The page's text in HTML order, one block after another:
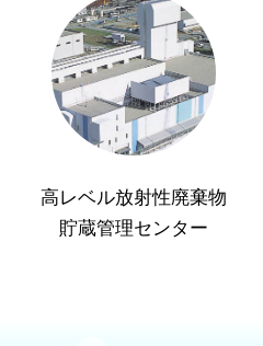
高レベル放射性廃棄物
貯蔵管理センター